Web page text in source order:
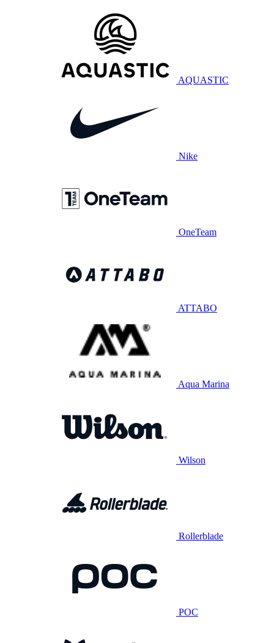
AQUASTIC
Nike
OneTeam
ATTABO
Aqua Marina
Wilson
Rollerblade
POC